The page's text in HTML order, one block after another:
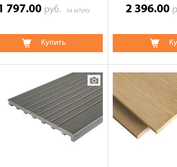
797.00 руб.за штуку
Купить
2 396.00